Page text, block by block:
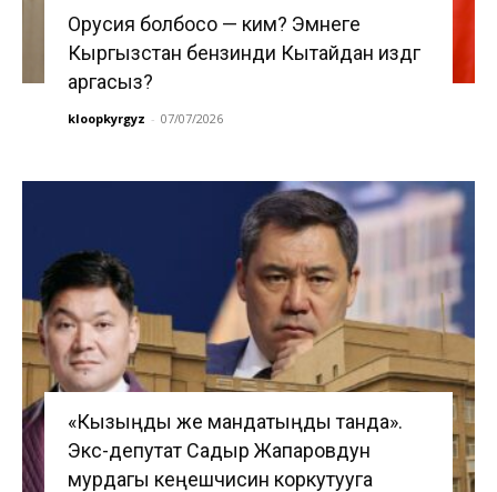
Орусия болбосо — ким? Эмнеге
Кыргызстан бензинди Кытайдан издөөгө
аргасыз?
kloopkyrgyz - 07/07/2026
«Кызыңды же мандатыңды танда».
Экс-депутат Садыр Жапаровдун
мурдагы кеңешчисин коркутууга